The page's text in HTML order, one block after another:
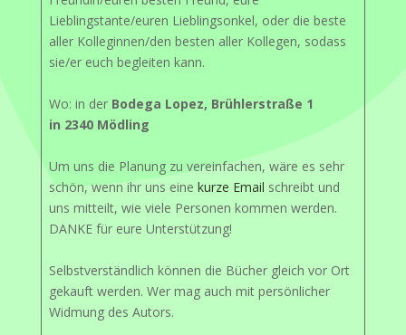
Lieblingstante/euren Lieblingsonkel, oder die beste
aller Kolleginnen/den besten aller Kollegen, sodass
sie/er euch begleiten kann.
Wo: in der Bodega Lopez, Brühlerstraße 1
in 2340 Mödling
Um uns die Planung zu vereinfachen, wäre es sehr
schön, wenn ihr uns eine kurze Email schreibt und
uns mitteilt, wie viele Personen kommen werden.
DANKE für eure Unterstützung!
Selbstverständlich können die Bücher gleich vor Ort
gekauft werden. Wer mag auch mit persönlicher
Widmung des Autors.